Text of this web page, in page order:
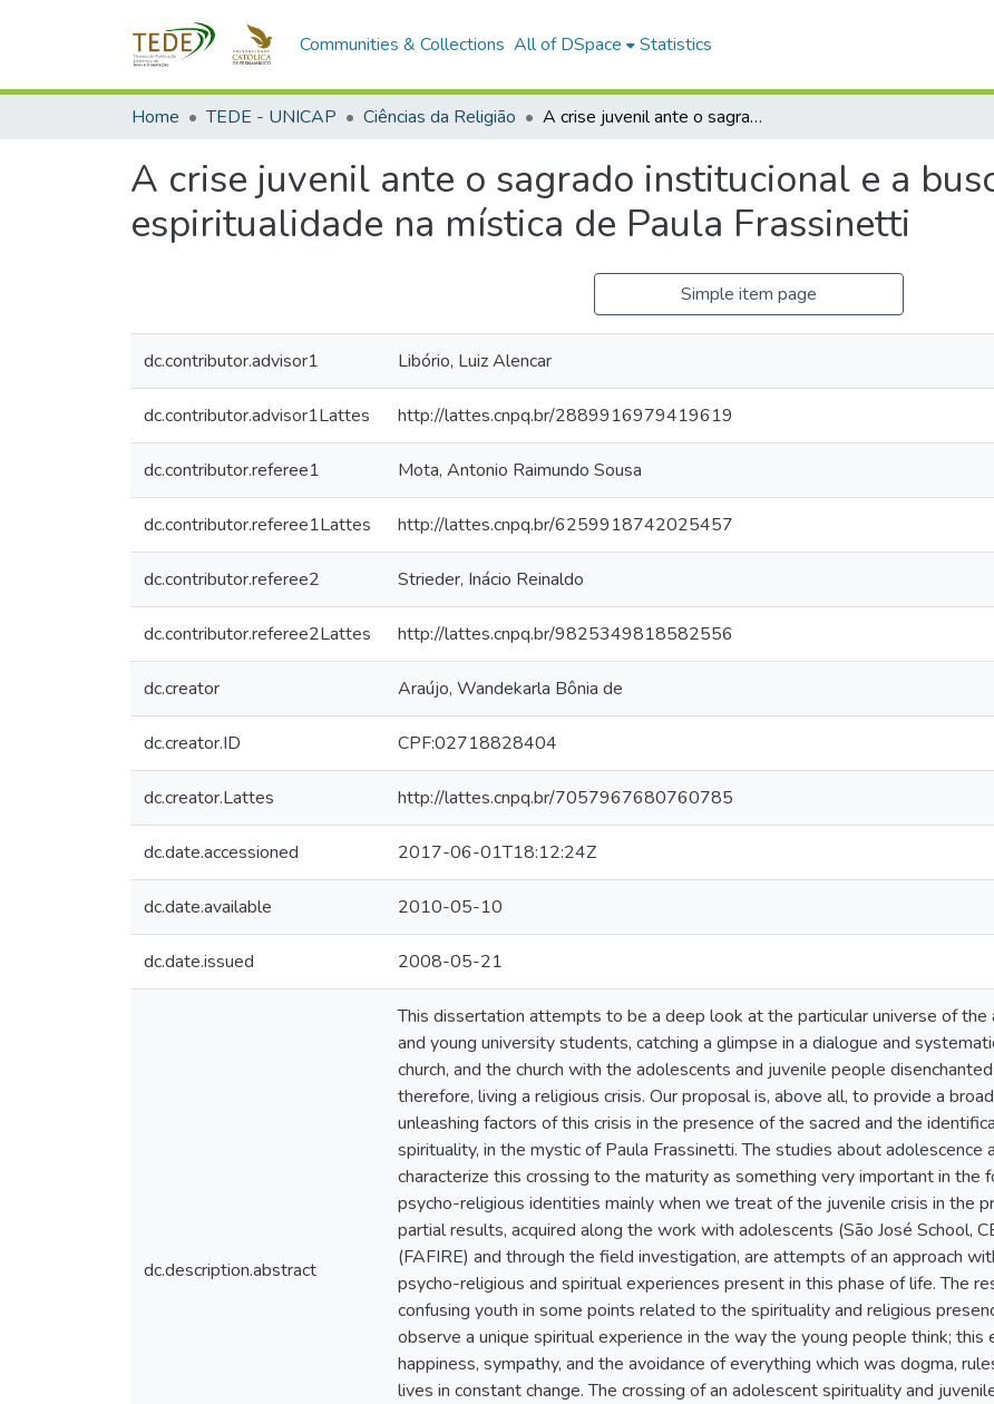
Communities & Collections All of DSpace Statistics
Home TEDE - UNICAP Ciências da Religião A crise juvenil ante o sagrado institucional e a busca de uma espiritualidade na mística de Paula Frassinetti
A crise juvenil ante o sagrado institucional e a
espiritualidade na mística de Paula Frassinetti
Simple item page
dc.contributor.advisor1 Libório, Luiz Alencar
dc.contributor.advisor1Lattes http://lattes.cnpq.br/2889916979419619
dc.contributor.referee1 Mota, Antonio Raimundo Sousa
dc.contributor.referee1Lattes http://lattes.cnpq.br/6259918742025457
dc.contributor.referee2 Strieder, Inácio Reinaldo
dc.contributor.referee2Lattes http://lattes.cnpq.br/9825349818582556
dc.creator Araújo, Wandekarla Bônia de
dc.creator.ID CPF:02718828404
dc.creator.Lattes http://lattes.cnpq.br/7057967680760785
dc.date.accessioned 2017-06-01T18:12:24Z
dc.date.available 2010-05-10
dc.date.issued 2008-05-21
dc.description.abstract
This dissertation attempts to be a deep look at the particular universe of
and young university students, catching a glimpse in a dialogue and
church, and the church with the adolescents and juvenile people
therefore, living a religious crisis. Our proposal is, above all, to provide a
unleashing factors of this crisis in the presence of the sacred and the
spirituality, in the mystic of Paula Frassinetti. The studies about adolescence
characterize this crossing to the maturity as something very important in the
psycho-religious identities mainly when we treat of the juvenile crisis in the
partial results, acquired along the work with adolescents (São José School,
(FAFIRE) and through the field investigation, are attempts of an approach
psycho-religious and spiritual experiences present in this phase of life. The
confusing youth in some points related to the spirituality and religious
observe a unique spiritual experience in the way the young people think;
happiness, sympathy, and the avoidance of everything which was dogma,
lives in constant change. The crossing of an adolescent spirituality and